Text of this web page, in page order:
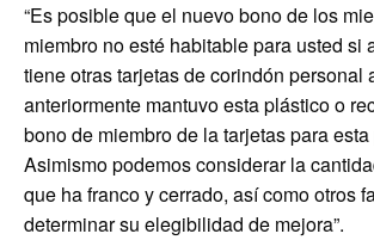
“Es posible que el nuevo bono de los
miembro no esté habitable para usted si
tiene otras tarjetas de corindón personal
anteriormente mantuvo esta plástico o
bono de miembro de la tarjetas para
Asimismo podemos considerar la
que ha franco y cerrado, así como otros
determinar su elegibilidad de mejora”.